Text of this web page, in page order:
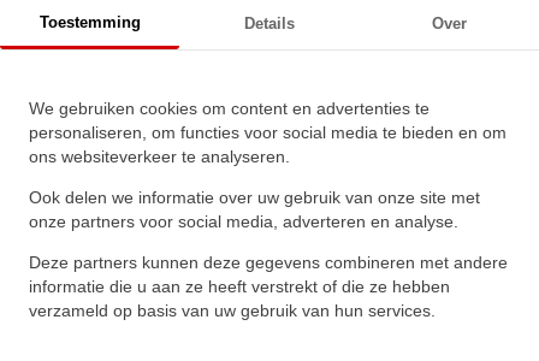
Toestemming Details Over
We gebruiken cookies om content en advertenties te
personaliseren, om functies voor social media te bieden en om
ons websiteverkeer te analyseren.
Ook delen we informatie over uw gebruik van onze site met
onze partners voor social media, adverteren en analyse.
Deze partners kunnen deze gegevens combineren met andere
informatie die u aan ze heeft verstrekt of die ze hebben
verzameld op basis van uw gebruik van hun services.
(9x24x7mm)
★★★★
★★★★
Schrijf een review!